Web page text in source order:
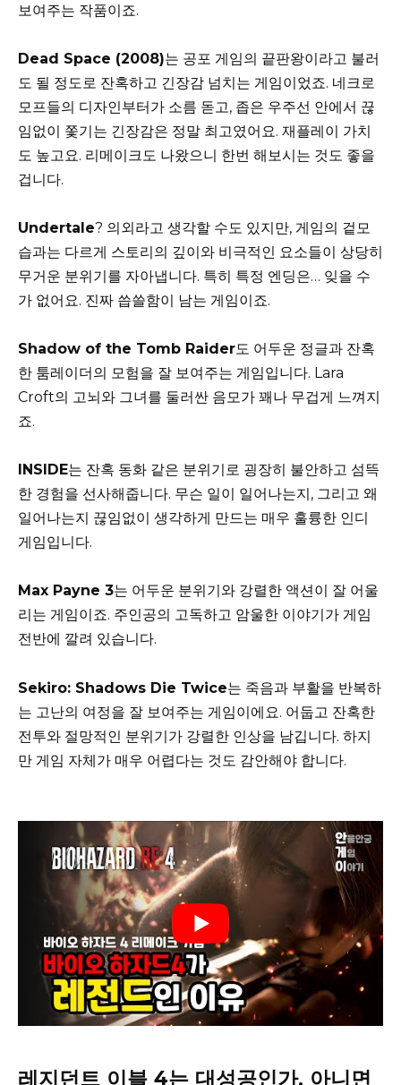
보여주는 작품이죠.
Dead Space (2008)는 공포 게임의 끝판왕이라고 불러
도 될 정도로 잔혹하고 긴장감 넘치는 게임이었죠. 네크로
모프들의 디자인부터가 소름 돋고, 좁은 우주선 안에서 끊
임없이 쫓기는 긴장감은 정말 최고였어요. 재플레이 가치
도 높고요. 리메이크도 나왔으니 한번 해보시는 것도 좋을
겁니다.
Undertale? 의외라고 생각할 수도 있지만, 게임의 겉모
습과는 다르게 스토리의 깊이와 비극적인 요소들이 상당히
무거운 분위기를 자아냅니다. 특히 특정 엔딩은… 잊을 수
가 없어요. 진짜 씁쓸함이 남는 게임이죠.
Shadow of the Tomb Raider도 어두운 정글과 잔혹
한 툼레이더의 모험을 잘 보여주는 게임입니다. Lara
Croft의 고뇌와 그녀를 둘러싼 음모가 꽤나 무겁게 느껴지
죠.
INSIDE는 잔혹 동화 같은 분위기로 굉장히 불안하고 섬뜩
한 경험을 선사해줍니다. 무슨 일이 일어나는지, 그리고 왜
일어나는지 끊임없이 생각하게 만드는 매우 훌륭한 인디
게임입니다.
Max Payne 3는 어두운 분위기와 강렬한 액션이 잘 어울
리는 게임이죠. 주인공의 고독하고 암울한 이야기가 게임
전반에 깔려 있습니다.
Sekiro: Shadows Die Twice는 죽음과 부활을 반복하
는 고난의 여정을 잘 보여주는 게임이에요. 어둡고 잔혹한
전투와 절망적인 분위기가 강렬한 인상을 남깁니다. 하지
만 게임 자체가 매우 어렵다는 것도 감안해야 합니다.
레지던트 이블 4는 대성공인가, 아니면